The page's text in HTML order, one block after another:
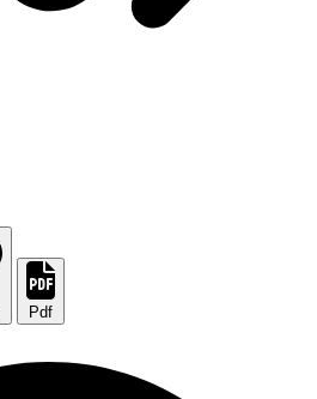
Pdf